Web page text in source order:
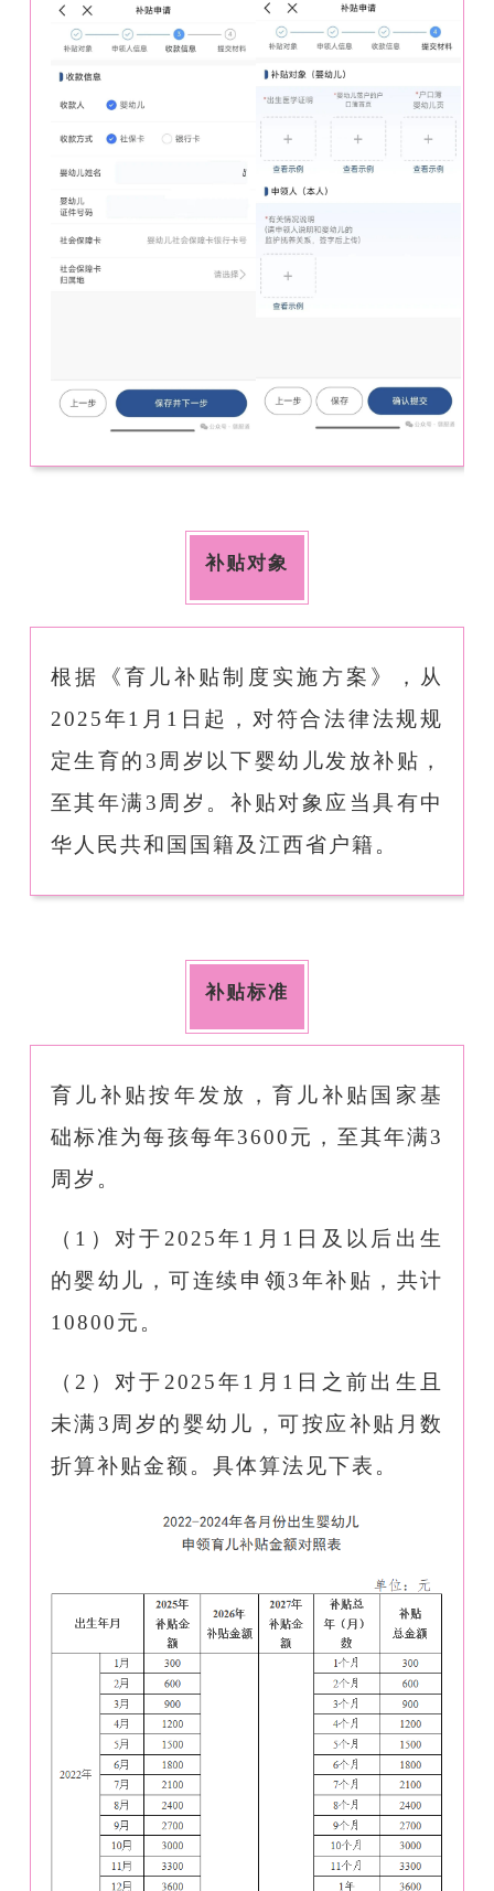
补贴对象
根据《育儿补贴制度实施方案》， 从
2025年1月1日起，对符合法律法规规
定生育的3周岁以下婴幼儿发放补贴，
至其年满3周岁。补贴对象应当具有中
华人民共和国国籍 及江西省户籍 。
补贴标准
育儿补贴按年发放，育儿补贴国家基
础标准为每孩每年3600元，至其年满3
周岁。
（1）对于2025年1月1日及以后出生
的婴幼儿，可连续申领3年补贴，共计
10800元。
（2）对于2025年1月1日之前出生且
未满3周岁的婴幼儿，可按应补贴月数
折算补贴金额。具体算法见下表。